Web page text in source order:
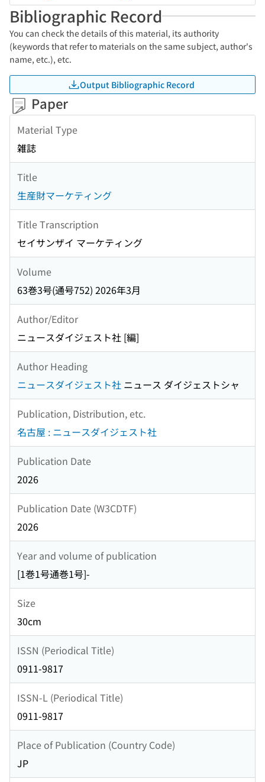
Bibliographic Record
You can check the details of this material, its authority
(keywords that refer to materials on the same subject, author's
name, etc.), etc.
Output Bibliographic Record
Paper
Material Type
雑誌
Title
生産財マーケティング
Title Transcription
セイサンザイ マーケティング
Volume
63巻3号(通号752) 2026年3月
Author/Editor
ニュースダイジェスト社 [編]
Author Heading
ニュースダイジェスト社 ニュース ダイジェストシャ
Publication, Distribution, etc.
名古屋 : ニュースダイジェスト社
Publication Date
2026
Publication Date (W3CDTF)
2026
Year and volume of publication
[1巻1号通巻1号]-
Size
30cm
ISSN (Periodical Title)
0911-9817
ISSN-L (Periodical Title)
0911-9817
Place of Publication (Country Code)
JP